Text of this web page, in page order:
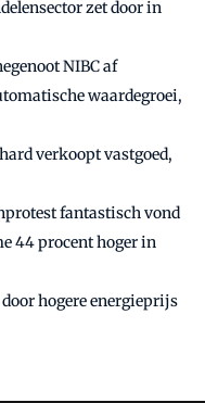
zet door in
NIBC af
waardegroei,
verkoopt vastgoed,
fantastisch vond
44 procent hoger in
hogere energieprijs